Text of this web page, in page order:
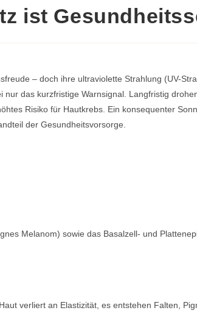
ist
– doch ihre ultraviolette Strahlung (UV-
das kurzfristige Warnsignal. Langfristig
Risiko für Hautkrebs. Ein konsequenter
der Gesundheitsvorsorge.
Melanom) sowie das Basalzell- und
verliert an Elastizität, es entstehen Falten,